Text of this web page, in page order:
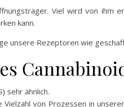
Viel wird von ihm
kann.
unsere Rezeptoren wie
sehr ähnlich.
von Prozessen in